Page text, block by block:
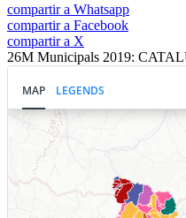
compartir a Whatsapp
compartir a Facebook
compartir a X
26M Municipals 2019: